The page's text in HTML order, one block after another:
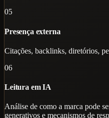
05
Presença externa
Citações, backlinks, diretórios,
06
Leitura em IA
Análise de como a marca pode
generativos e mecanismos de